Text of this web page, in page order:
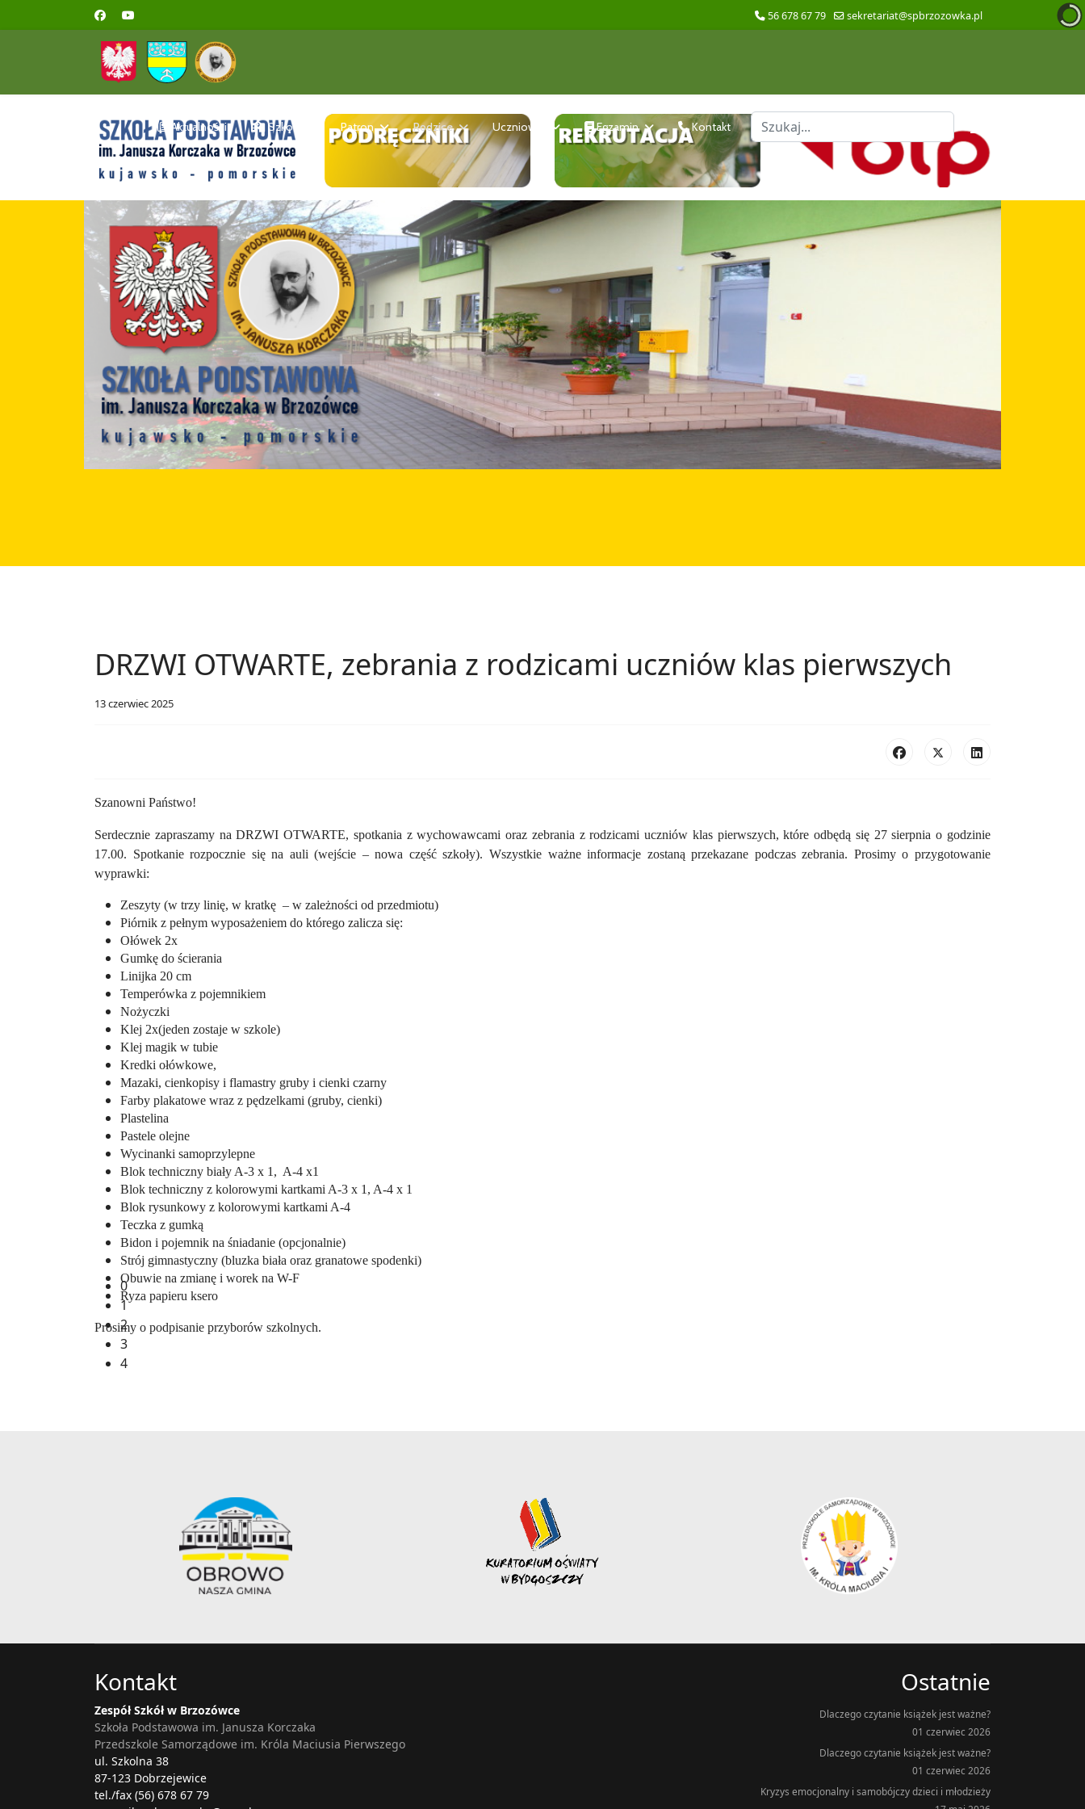
56 678 67 79 sekretariat@spbrzozowka.pl
Aktualności Szkoła Patron Rodzice Uczniowie Egzamin Kontakt Szukaj
0
1
2
3
4
DRZWI OTWARTE, zebrania z rodzicami uczniów klas pierwszych
13 czerwiec 2025
Szanowni Państwo!
Serdecznie zapraszamy na DRZWI OTWARTE, spotkania z wychowawcami oraz zebrania z rodzicami uczniów klas pierwszych, które odbędą się 27 sierpnia o godzinie
17.00. Spotkanie rozpocznie się na auli (wejście – nowa część szkoły). Wszystkie ważne informacje zostaną przekazane podczas zebrania. Prosimy o przygotowanie
wyprawki:
Zeszyty (w trzy linię, w kratkę – w zależności od przedmiotu)
Piórnik z pełnym wyposażeniem do którego zalicza się:
Ołówek 2x
Gumkę do ścierania
Linijka 20 cm
Temperówka z pojemnikiem
Nożyczki
Klej 2x(jeden zostaje w szkole)
Klej magik w tubie
Kredki ołówkowe,
Mazaki, cienkopisy i flamastry gruby i cienki czarny
Farby plakatowe wraz z pędzelkami (gruby, cienki)
Plastelina
Pastele olejne
Wycinanki samoprzylepne
Blok techniczny biały A-3 x 1, A-4 x1
Blok techniczny z kolorowymi kartkami A-3 x 1, A-4 x 1
Blok rysunkowy z kolorowymi kartkami A-4
Teczka z gumką
Bidon i pojemnik na śniadanie (opcjonalnie)
Strój gimnastyczny (bluzka biała oraz granatowe spodenki)
Obuwie na zmianę i worek na W-F
Ryza papieru ksero
Prosimy o podpisanie przyborów szkolnych.
Kontakt
Zespół Szkół w Brzozówce
Szkoła Podstawowa im. Janusza Korczaka
Przedszkole Samorządowe im. Króla Maciusia Pierwszego
ul. Szkolna 38
87-123 Dobrzejewice
tel./fax (56) 678 67 79
Ostatnie
Dlaczego czytanie książek jest ważne?
01 czerwiec 2026
Dlaczego czytanie książek jest ważne?
01 czerwiec 2026
Kryzys emocjonalny i samobójczy dzieci i młodzieży